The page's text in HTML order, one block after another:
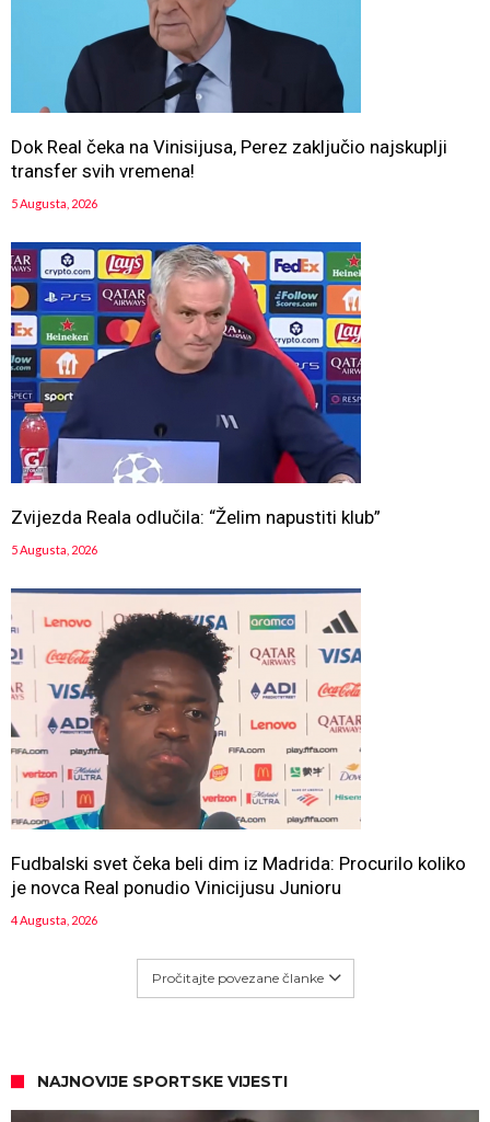
Dok Real čeka na Vinisijusa, Perez zaključio najskuplji
transfer svih vremena!
5 Augusta, 2026
Zvijezda Reala odlučila: “Želim napustiti klub”
5 Augusta, 2026
Fudbalski svet čeka beli dim iz Madrida: Procurilo koliko
je novca Real ponudio Vinicijusu Junioru
4 Augusta, 2026
Pročitajte povezane članke
NAJNOVIJE SPORTSKE VIJESTI